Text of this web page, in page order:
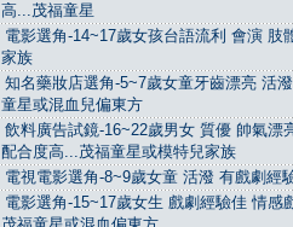
高...茂福童星
電影選角-14~17歲女孩台語流利 會演
家族
知名藥妝店選角-5~7歲女童牙齒漂亮 活
童星或混血兒偏東方
飲料廣告試鏡-16~22歲男女 質優 帥氣
配合度高...茂福童星或模特兒家族
電視電影選角-8~9歲女童 活潑 有戲劇
電影選角-15~17歲女生 戲劇經驗佳 情